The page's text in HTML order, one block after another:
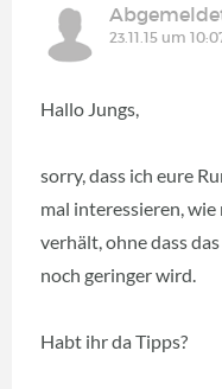
23.11.15 um
Hallo Jungs,
sorry, dass ich eure
mal interessieren, wie
verhält, ohne dass
noch geringer wird.
Habt ihr da Tipps?